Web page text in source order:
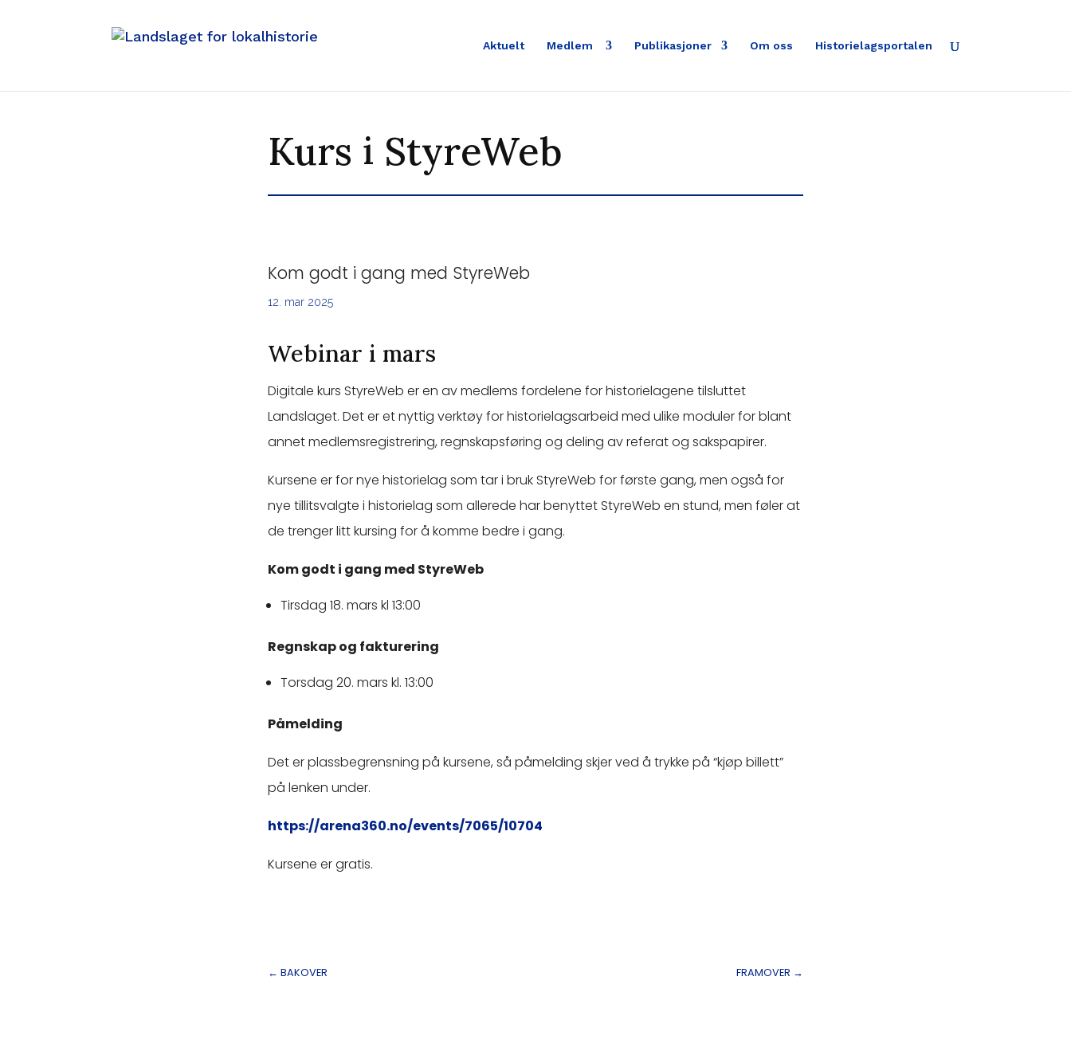
Aktuelt Medlem Publikasjoner Om oss Historielagsportalen
Kurs i StyreWeb
Kom godt i gang med StyreWeb
12. mar 2025
Webinar i mars
Digitale kurs StyreWeb er en av medlems fordelene for historielagene tilsluttet
Landslaget. Det er et nyttig verktøy for historielagsarbeid med ulike moduler for blant
annet medlemsregistrering, regnskapsføring og deling av referat og sakspapirer.
Kursene er for nye historielag som tar i bruk StyreWeb for første gang, men også for
nye tillitsvalgte i historielag som allerede har benyttet StyreWeb en stund, men føler at
de trenger litt kursing for å komme bedre i gang.
Kom godt i gang med StyreWeb
Tirsdag 18. mars kl 13:00
Regnskap og fakturering
Torsdag 20. mars kl. 13:00
Påmelding
Det er plassbegrensning på kursene, så påmelding skjer ved å trykke på “kjøp billett”
på lenken under.
https://arena360.no/events/7065/10704
Kursene er gratis.
← BAKOVER FRAMOVER →